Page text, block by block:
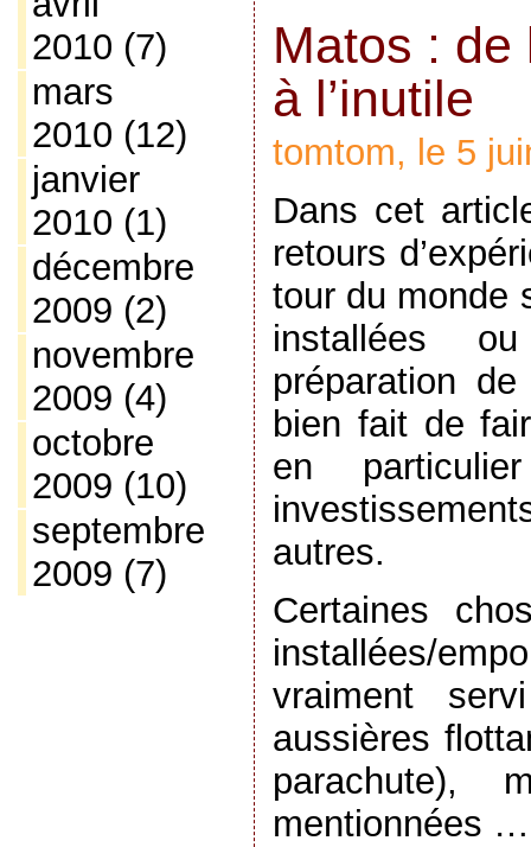
2010 (7)
mars
2010 (12)
janvier
2010 (1)
décembre
2009 (2)
novembre
2009 (4)
octobre
2009 (10)
septembre
2009 (7)
Matos : de
à l’inutile
tomtom, le 5
Dans cet
retours
tour du monde
installées
préparation
bien fait de
en
autres.
Certaines
installées/
vraiment
aussières
parachute),
mentionnées …